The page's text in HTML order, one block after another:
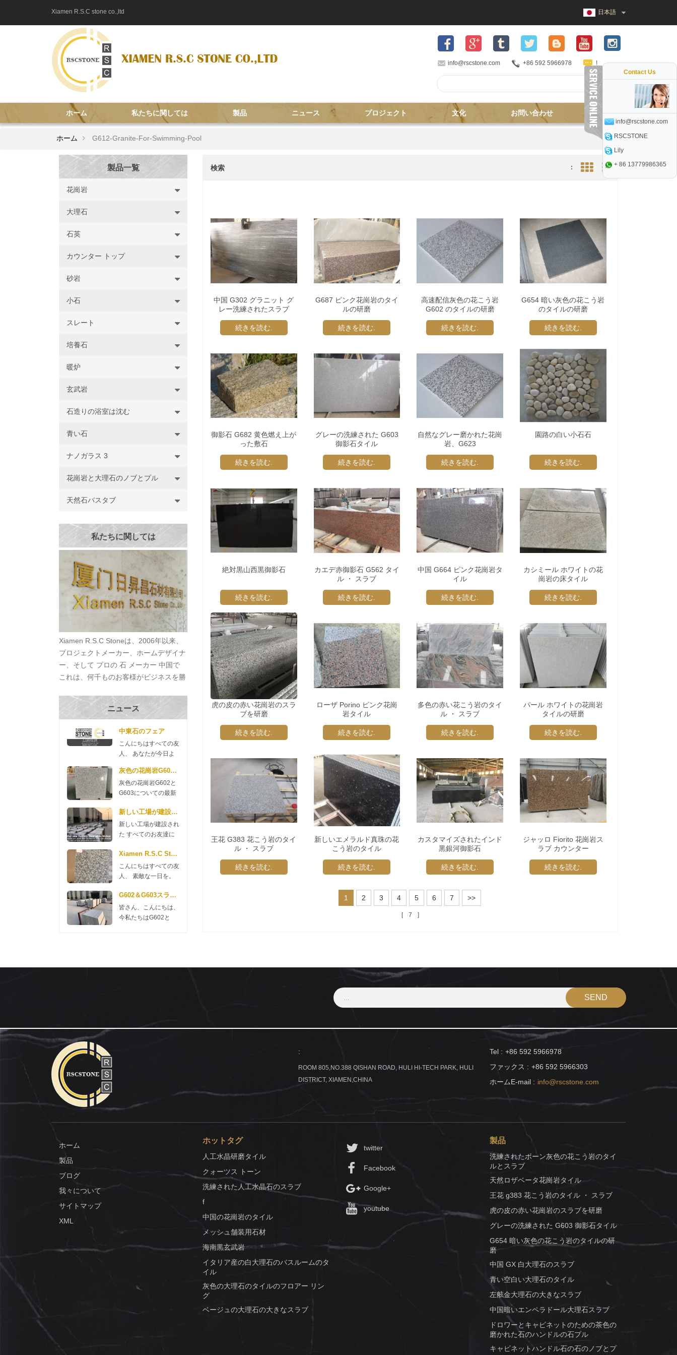
Xiamen R.S.C stone co.,ltd 日本語
info@rscstone.com +86 592 5966978 !
ホーム 私たちに関しては 製品 ニュース プロジェクト 文化 お問い合わせ
ホーム G612-Granite-For-Swimming-Pool
製品一覧
花崗岩
大理石
石英
カウンター トップ
砂岩
小石
スレート
培養石
暖炉
玄武岩
石造りの浴室は沈む
青い石
ナノガラス 3
花崗岩と大理石のノブとプル
天然石バスタブ
私たちに関しては
Xiamen R.S.C Stoneは、2006年以来、
プロジェクトメーカー、ホームデザイナ
ー、そして プロの 石 メーカー 中国で
これは、何千ものお客様がビジネスを勝
らを構築するのに役立ちます の家 過去
数十年。 私たちは出席する 厦門国際ス
ニュース
中東石のフェア
こんにちはすべての友
人、 あなたが今日よ
に。 来週、中東石宝
石博覧会に参加するこ
とを貴重なお知らせで
4日から6日に始まり
ます。 私たちのブー
スは7D127です 私た
リーと他の同僚が2
日、9月にそこにいま
す。ドバイの友人たち
時間があり、私たちを
訪問してくれるなら、
私たちに連絡してくだ
灰色の花崗岩G602とG603についての最新
灰色の花崗岩G602と
G603についての最新
を。 ここにG602と
G603の花崗岩のニュ
ースがありますので、
G602 70 * 240up *
2cm $ 11.35 / m2 3cm
$ 13.98 / m2 G603 70
/ m2 3cm $ 14.35 / m2
1つのコンテナは
450m2の花崗岩スラ
新しい工場が建設された
新しい工場が建設され
た すべてのお友達に
の会社は、今年新しい
工場を建設するお金を
費やしました。 花崗
年5月に建設されまし
た。 私たちのこの工
場は、 灰色のG602花
Xiamen R.S.C Stoneからの新しいG654花崗岩
こんにちはすべての友
人、 素敵な一日を。
ただきありがとうござ
います。 今日我々は
共有したい 灰色の新
てください、新しい
G654はfalmed旧
G602＆G603スラブプロモーション
皆さん、こんにちは、
今私たちはG602と
240UP×70×2CM
は石の一流の品質を提
検索 : Grid View
中国 G302 グラニット グ
レー洗練されたスラブ
続きを読む.
G687 ピンク花崗岩のタイ
ルの研磨
続きを読む.
高速配信灰色の花こう岩
G602 のタイルの研磨
続きを読む.
G654 暗い灰色の花こう岩
のタイルの研磨
続きを読む.
御影石 G682 黄色燃え上が
った敷石
続きを読む.
グレーの洗練された G603
御影石タイル
続きを読む.
自然なグレー磨かれた花崗
岩、G623
続きを読む.
園路の白い小石石
続きを読む.
絶対黒山西黒御影石
続きを読む.
カエデ赤御影石 G562 タイ
ル ・ スラブ
続きを読む.
中国 G664 ピンク花崗岩タ
イル
続きを読む.
カシミール ホワイトの花
崗岩の床タイル
続きを読む.
虎の皮の赤い花崗岩のスラ
ブを研磨
続きを読む.
ローザ Porino ピンク花崗
岩タイル
続きを読む.
多色の赤い花こう岩のタイ
ル ・ スラブ
続きを読む.
パール ホワイトの花崗岩
タイルの研磨
続きを読む.
王花 G383 花こう岩のタイ
ル ・ スラブ
続きを読む.
新しいエメラルド真珠の花
こう岩のタイル
続きを読む.
カスタマイズされたインド
黒銀河御影石
続きを読む.
ジャッロ Fiorito 花崗岩ス
ラブ カウンター
続きを読む.
1 2 3 4 5 6 7 >>
7
Tel : +86 592 5966978
ファックス : +86 592 5966303
ホームE-mail : info@rscstone.com
:
ROOM 805,NO.388 QISHAN ROAD, HULI HI-TECH PARK, HULI
DISTRICT, XIAMEN,CHINA
ホーム
製品
ブログ
我々について
サイトマップ
XML
ホットタグ
人工水晶研磨タイル
クォーツス トーン
洗練された人工水晶石のスラブ
f
中国の花崗岩のタイル
メッシュ舗装用石材
海南黒玄武岩
イタリア産の白大理石のバスルームのタ
イル
灰色の大理石のタイルのフロアー リン
グ
ベージュの大理石の大きなスラブ
twitter
Facebook
Google+
youtube
製品
洗練されたボーン灰色の花こう岩のタイ
ルとスラブ
天然ロザベータ花崗岩タイル
王花 g383 花こう岩のタイル ・ スラブ
虎の皮の赤い花崗岩のスラブを研磨
グレーの洗練された G603 御影石タイル
G654 暗い灰色の花こう岩のタイルの研
磨
中国 GX 白大理石のスラブ
青い空白い大理石のタイル
左舷金大理石の大きなスラブ
中国暗いエンペラドール大理石スラブ
ドロワーとキャビネットのための茶色の
磨かれた石のハンドルの石プル
キャビネットハンドル石の石のノブとプ
Contact Us
info@rscstone.com
RSCSTONE
Lily
+ 86 13779986365